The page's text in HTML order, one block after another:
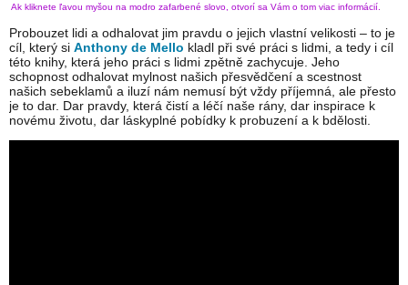
Ak kliknete ľavou myšou na modro zafarbené slovo, otvorí sa Vám o tom viac informácií.
Probouzet lidi a odhalovat jim pravdu o jejich vlastní velikosti – to je
cíl, který si Anthony de Mello kladl při své práci s lidmi, a tedy i cíl
této knihy, která jeho práci s lidmi zpětně zachycuje. Jeho
schopnost odhalovat mylnost našich přesvědčení a scestnost
našich sebeklamů a iluzí nám nemusí být vždy příjemná, ale přesto
je to dar. Dar pravdy, která čistí a léčí naše rány, dar inspirace k
novému životu, dar láskyplné pobídky k probuzení a k bdělosti.